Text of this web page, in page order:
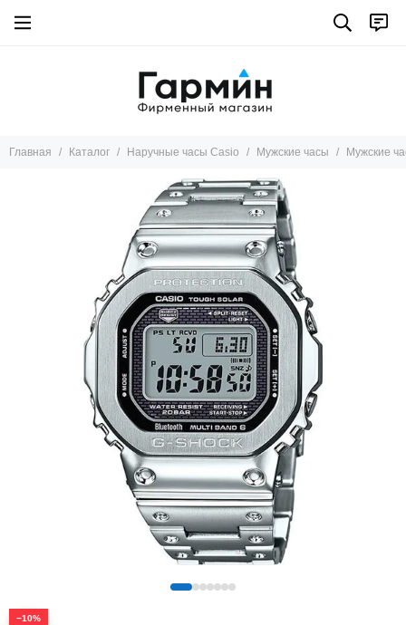
Главная Каталог Наручные часы Casio Мужские часы Мужские
−10%